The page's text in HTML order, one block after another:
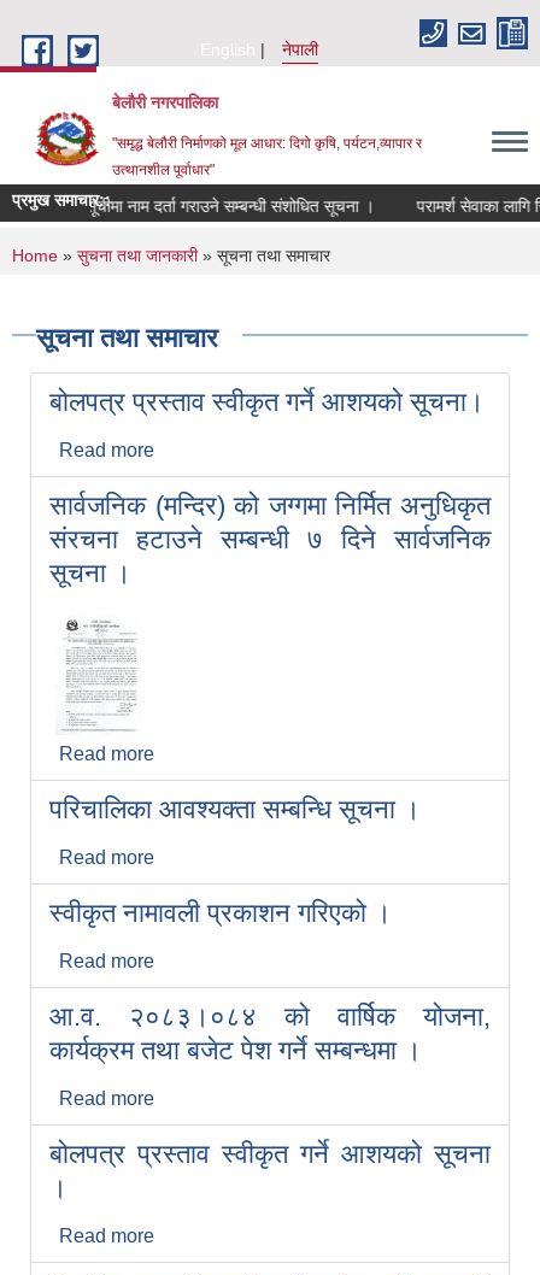
English
नेपाली
बेलौरी नगरपालिका
"समृद्ध बेलौरी निर्माणको मूल आधार: दिगो कृषि, पर्यटन,व्यापार र
उत्थानशील पूर्वाधार"
प्रमुख समाचार::
सूचीमा नाम दर्ता गराउने सम्बन्धी संशोधित सूचना । परामर्श सेवाका लागि
You are here
Home » सुचना तथा जानकारी» सूचना तथा समाचार
सूचना तथा समाचार
बोलपत्र प्रस्ताव स्वीकृत गर्ने आशयको सूचना।
Read more
सूचना।
सार्वजनिक (मन्दिर) को जग्गमा निर्मित अनुधिकृत
संरचना हटाउने सम्बन्धी ७ दिने सार्वजनिक
सूचना ।
Read more
अनुधिकृत संरचना हटाउने सम्बन्धी ७ दिने सार्वजनिक
सूचना ।
परिचालिका आवश्यक्ता सम्बन्धि सूचना ।
Read more
स्वीकृत नामावली प्रकाशन गरिएको ।
Read more
आ.व. २०८३।०८४ को वार्षिक योजना,
कार्यक्रम तथा बजेट पेश गर्ने सम्बन्धमा ।
Read more
कार्यक्रम तथा बजेट पेश गर्ने सम्बन्धमा ।
बोलपत्र प्रस्ताव स्वीकृत गर्ने आशयको सूचना
।
Read more
सूचना ।